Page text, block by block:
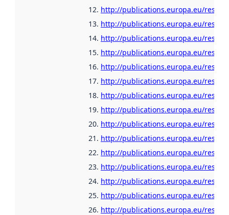
http://publications.europa.eu/
http://publications.europa.eu/
http://publications.europa.eu/
http://publications.europa.eu/
http://publications.europa.eu/
http://publications.europa.eu/
http://publications.europa.eu/
http://publications.europa.eu/
http://publications.europa.eu/
http://publications.europa.eu/
http://publications.europa.eu/
http://publications.europa.eu/
http://publications.europa.eu/
http://publications.europa.eu/
http://publications.europa.eu/